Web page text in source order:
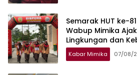
Semarak HUT ke-
Wabup Mimika
Lingkungan dan
Kabar Mimika 07/08/